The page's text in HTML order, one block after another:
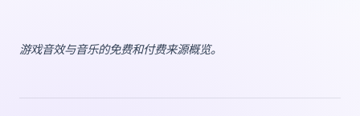
游戏音效与音乐的免费和付费来源概览。